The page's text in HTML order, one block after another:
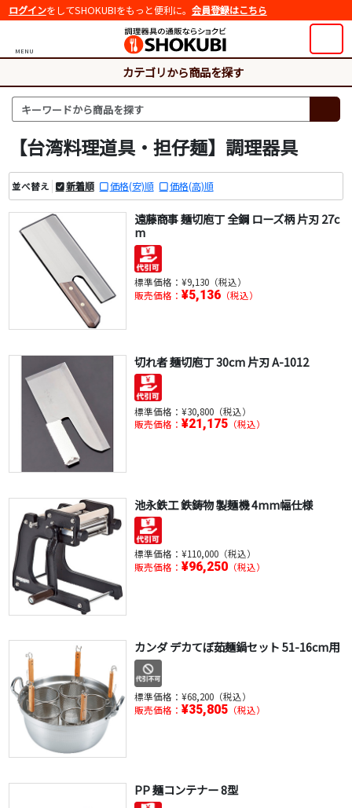
ログインをしてSHOKUBIをもっと便利に。 会員登録はこちら
MENU
カテゴリから商品を探す
【台湾料理道具・担仔麺】調理器具
並べ替え 新着順 価格(安)順 価格(高)順
遠藤商事 麺切庖丁 全鋼 ローズ柄 片刃 27c
m
標準価格： ¥9,130（税込）
販売価格： ¥5,136（税込）
切れ者 麺切庖丁 30cm 片刃 A-1012
標準価格： ¥30,800（税込）
販売価格： ¥21,175（税込）
池永鉄工 鉄鋳物 製麺機 4mm幅仕様
標準価格： ¥110,000（税込）
販売価格： ¥96,250（税込）
カンダ デカてぼ茹麺鍋セット 51-16cm用
標準価格： ¥68,200（税込）
販売価格： ¥35,805（税込）
PP 麺コンテナー 8型